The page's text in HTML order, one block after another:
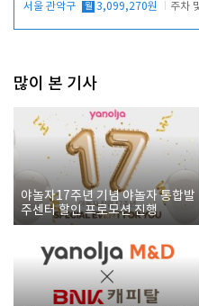
서울 관악구 월 3,099,270원
많이 본 기사
야놀자17주년 기념 야놀자 통합발
주센터 할인 프로모션 진행